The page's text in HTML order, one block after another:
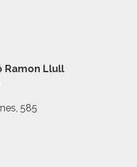
Ramon Llull
585